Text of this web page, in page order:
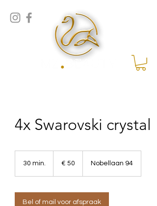
4x Swarovski crystal
30 min.
i
n
€ 50 Nobellaan 94
Bel of mail voor afspraak